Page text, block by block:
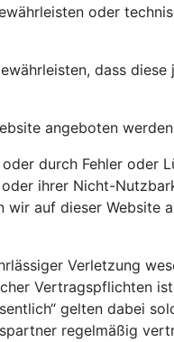
oder
dass
angeboten
durch Fehler oder
ihrer Nicht-
auf dieser Website
Verletzung
Vertragspflichten
gelten dabei
regelmäßig